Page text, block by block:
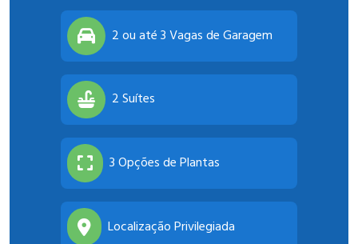
2 ou até 3 Vagas de Garagem
2 Suítes
3 Opções de Plantas
Localização Privilegiada